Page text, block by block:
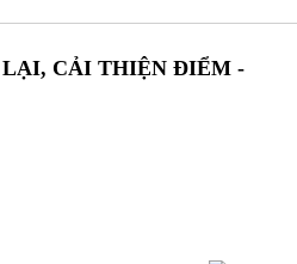
LẠI, CẢI THIỆN ĐIỂM -